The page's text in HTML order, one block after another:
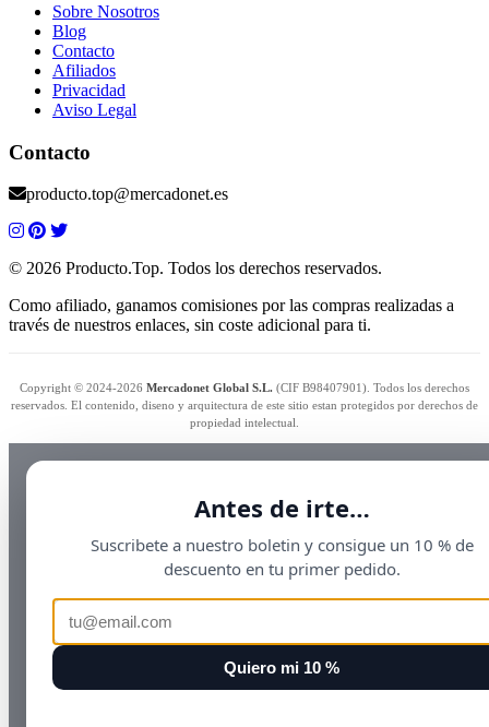
Sobre Nosotros
Blog
Contacto
Afiliados
Privacidad
Aviso Legal
Contacto
producto.top@mercadonet.es
© 2026 Producto.Top. Todos los derechos reservados.
Como afiliado, ganamos comisiones por las compras realizadas a
través de nuestros enlaces, sin coste adicional para ti.
Copyright © 2024-2026 Mercadonet Global S.L. (CIF B98407901). Todos los derechos
reservados. El contenido, diseno y arquitectura de este sitio estan protegidos por derechos de
propiedad intelectual.
Antes de irte…
Suscribete a nuestro boletin y consigue un 10 % de
descuento en tu primer pedido.
Quiero mi 10 %